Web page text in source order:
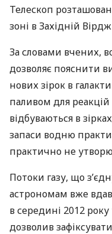
Телескоп
зоні в Західній
За словами вчених,
дозволяє пояснити
нових зірок в
паливом для
відбуваються в
запаси водню
практично не
Потоки газу, що
астрономам вже
в середині 2012
дозволив